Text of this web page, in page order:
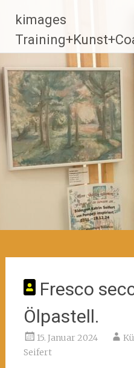
Inhalt
springen
kimages
Fresco
Ölpastell.
15. Januar 2024
Seifert